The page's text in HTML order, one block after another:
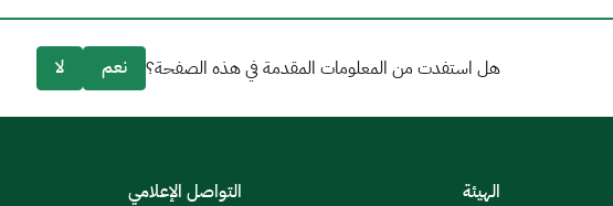
هل استفدت من المعلومات المقدمة في هذه الصفحة؟ نعم لا
الهيئة التواصل الإعلامي